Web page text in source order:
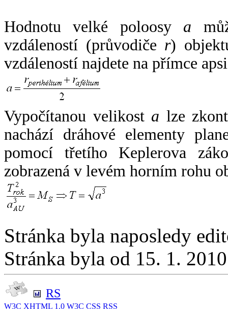
Hodnotu velké poloosy a
vzdáleností (průvodiče r)
vzdáleností najdete na přímce
Vypočítanou velikost a lze
nachází dráhové elementy
pomocí třetího Keplerova
zobrazená v levém horním rohu
Stránka byla naposledy
Stránka byla od 15. 1.
RS
W3C XHTML 1.0 W3C CSS RSS